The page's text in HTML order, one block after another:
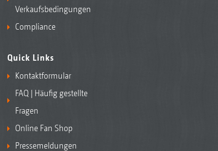
Verkaufsbedingungen
Compliance
Quick Links
Kontaktformular
FAQ | Häufig gestellte
Fragen
Online Fan Shop
Pressemeldungen